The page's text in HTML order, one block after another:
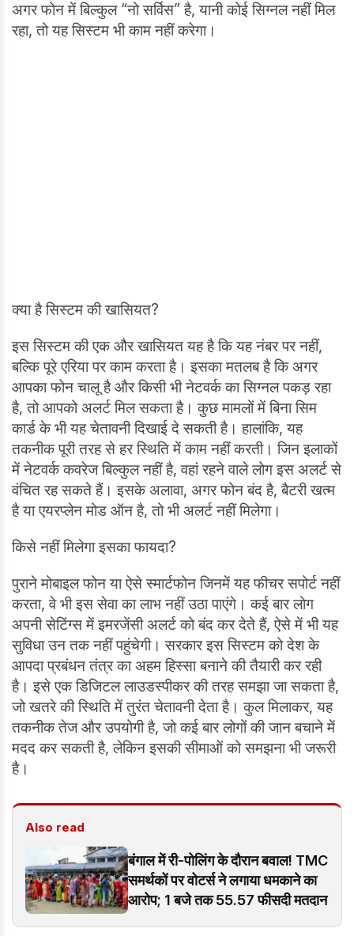
अगर फोन में बिल्कुल “नो सर्विस” है, यानी कोई सिग्नल नहीं मिल
रहा, तो यह सिस्टम भी काम नहीं करेगा।
क्या है सिस्टम की खासियत?
इस सिस्टम की एक और खासियत यह है कि यह नंबर पर नहीं,
बल्कि पूरे एरिया पर काम करता है। इसका मतलब है कि अगर
आपका फोन चालू है और किसी भी नेटवर्क का सिग्नल पकड़ रहा
है, तो आपको अलर्ट मिल सकता है। कुछ मामलों में बिना सिम
कार्ड के भी यह चेतावनी दिखाई दे सकती है। हालांकि, यह
तकनीक पूरी तरह से हर स्थिति में काम नहीं करती। जिन इलाकों
में नेटवर्क कवरेज बिल्कुल नहीं है, वहां रहने वाले लोग इस अलर्ट से
वंचित रह सकते हैं। इसके अलावा, अगर फोन बंद है, बैटरी खत्म
है या एयरप्लेन मोड ऑन है, तो भी अलर्ट नहीं मिलेगा।
किसे नहीं मिलेगा इसका फायदा?
पुराने मोबाइल फोन या ऐसे स्मार्टफोन जिनमें यह फीचर सपोर्ट नहीं
करता, वे भी इस सेवा का लाभ नहीं उठा पाएंगे। कई बार लोग
अपनी सेटिंग्स में इमरजेंसी अलर्ट को बंद कर देते हैं, ऐसे में भी यह
सुविधा उन तक नहीं पहुंचेगी। सरकार इस सिस्टम को देश के
आपदा प्रबंधन तंत्र का अहम हिस्सा बनाने की तैयारी कर रही
है। इसे एक डिजिटल लाउडस्पीकर की तरह समझा जा सकता है,
जो खतरे की स्थिति में तुरंत चेतावनी देता है। कुल मिलाकर, यह
तकनीक तेज और उपयोगी है, जो कई बार लोगों की जान बचाने में
मदद कर सकती है, लेकिन इसकी सीमाओं को समझना भी जरूरी
है।
Also read
बंगाल में री-पोलिंग के दौरान बवाल! TMC
समर्थकों पर वोटर्स ने लगाया धमकाने का
आरोप; 1 बजे तक 55.57 फीसदी मतदान